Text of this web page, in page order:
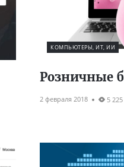
КОМПЬЮТЕРЫ, ИТ, ИИ
Розничные
2 февраля 2018 5 225